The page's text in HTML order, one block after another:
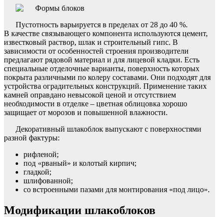
Пустотность варьируется в пределах от 28 до 40 %.
В качестве связывающего компонента используются цемент,
известковый раствор, шлак и строительный гипс. В
зависимости от особенностей строения производители
предлагают рядовой материал и для лицевой кладки. Есть
специальные отделочные варианты, поверхность которых
покрыта различными по колеру составами. Они подходят для
устройства оградительных конструкций. Применение таких
камней оправдано невысокой ценой и отсутствием
необходимости в отделке – цветная облицовка хорошо
защищает от морозов и повышенной влажности.
Декоративный шлакоблок выпускают с поверхностями
разной фактуры:
рифленой;
под «рваный» и колотый кирпич;
гладкой;
шлифованной;
со встроенными пазами для монтирования «под лицо».
Модификации шлакоблоков